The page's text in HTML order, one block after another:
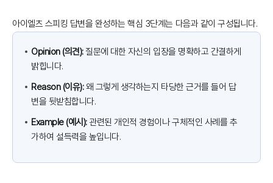
아이엘츠 스피킹 답변을 완성하는 핵심 3단계는 다음과 같이 구성됩니다.
Opinion (의견):질문에 대한 자신의 입장을 명확하고 간결하게
밝힙니다.
Reason (이유):왜 그렇게 생각하는지 타당한 근거를 들어 답
변을 뒷받침합니다.
Example (예시):관련된 개인적 경험이나 구체적인 사례를 추
가하여 설득력을 높입니다.